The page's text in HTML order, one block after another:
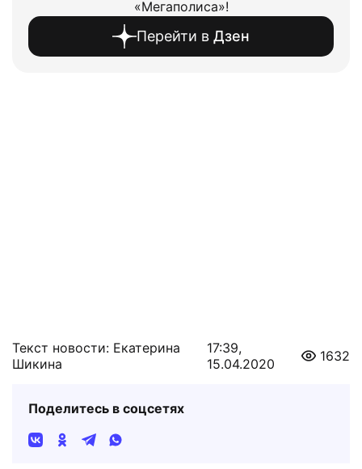
«Мегаполиса»!
Перейти в Дзен
Текст новости: Екатерина
Шикина
17:39,
15.04.2020
1632
Поделитесь в соцсетях